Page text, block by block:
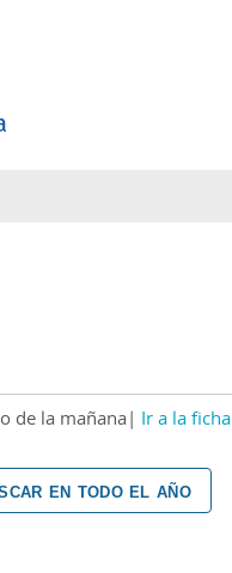
de la mañana Ir a la ficha
en todo el año